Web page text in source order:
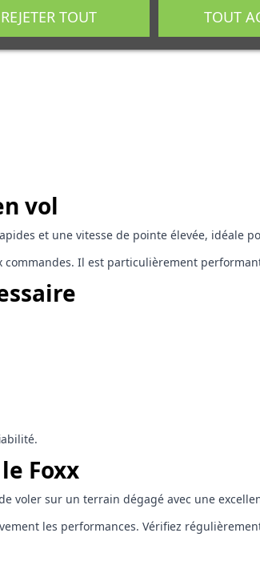
vol
et une vitesse de pointe élevée, idéale
Il est particulièrement
Foxx
voler sur un terrain dégagé avec une
les performances. Vérifiez
REJETER TOUT TOUT